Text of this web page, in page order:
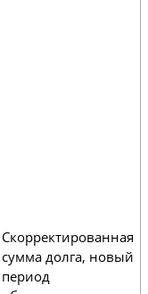
Скорректированная
сумма долга, новый
период